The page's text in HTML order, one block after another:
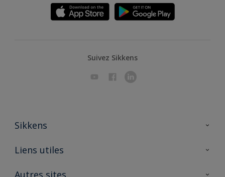
Suivez Sikkens
Sikkens
A propos de Sikkens
Liens utiles
Ouvrir un magasin PASS
Autres sites